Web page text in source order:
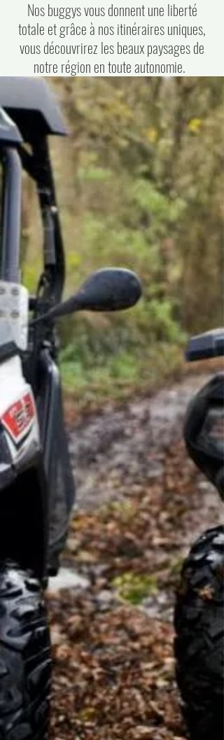
Nos buggys vous donnent une liberté
totale et grâce à nos itinéraires uniques,
vous découvrirez les beaux paysages de
notre région en toute autonomie.